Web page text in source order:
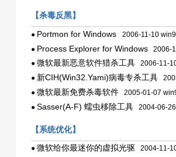
【杀毒反黑】
● Portmon for Windows
2006-11-10
● Process Explorer for Windows 2006-
● 微软最新恶意软件猎杀工具 2006-11-
● 新CIH(Win32.Yami)病毒专杀工具
● 微软最新免费杀毒软件 2005-01-07
● Sasser(A-F) 蠕虫移除工具 2004-06-
【系统优化】
● 微软给你最迷你的虚拟光驱 2004-11-